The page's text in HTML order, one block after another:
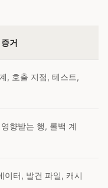
거
, 호출 지점, 테스트,
향받는 행, 롤백 계
이터, 발견 파일, 캐시